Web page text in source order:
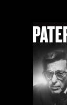
باتيرنو